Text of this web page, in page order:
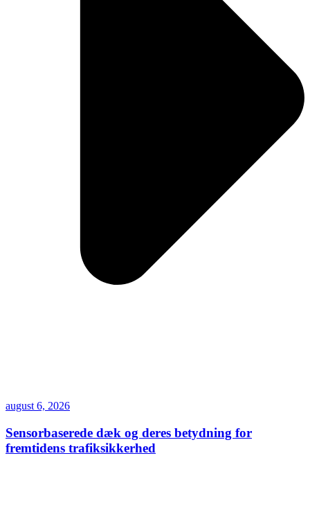
august 6, 2026
Sensorbaserede dæk og deres betydning for
fremtidens trafiksikkerhed